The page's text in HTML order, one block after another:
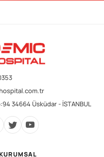
34664 Üsküdar - İSTANBUL